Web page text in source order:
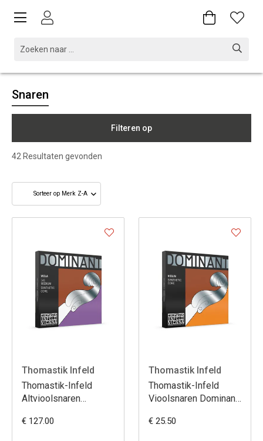
Snaren
Filteren op
42 Resultaten gevonden
Thomastik Infeld
Thomastik-Infeld
Altvioolsnaren
141 SET
€ 127.00
Thomastik Infeld
Thomastik-Infeld
Vioolsnaren Dominant
€ 25.50